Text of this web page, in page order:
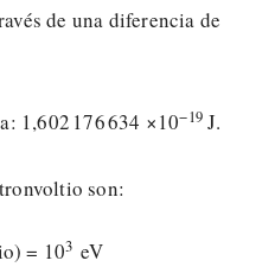
de una diferencia de
1,602 176 634 ×10−19 J.
son:
= 103 eV